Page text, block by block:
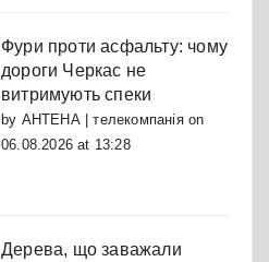
Фури проти асфальту: чому
дороги Черкас не
витримують спеки
by АНТЕНА | телекомпаніяon
06.08.2026 at 13:28
Дерева, що заважали